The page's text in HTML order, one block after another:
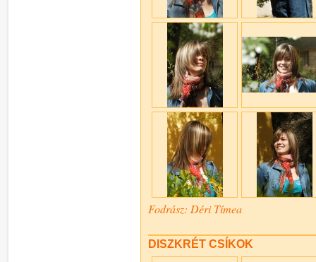
Fodrász: Déri Tímea
DISZKRÉT CSÍKOK